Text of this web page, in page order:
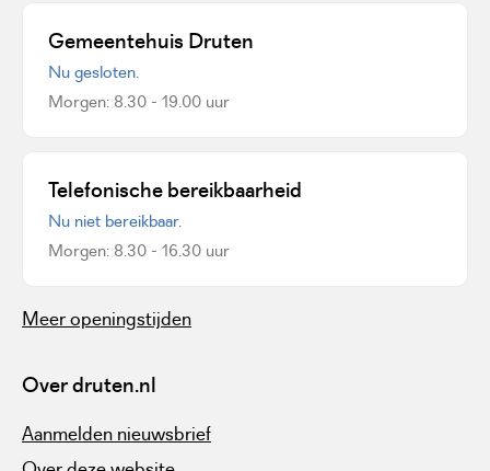
Gemeentehuis Druten
Nu gesloten.
Morgen: 8.30 - 19.00 uur
Telefonische bereikbaarheid
Nu niet bereikbaar.
Morgen: 8.30 - 16.30 uur
Meer openingstijden
Over druten.nl
Aanmelden nieuwsbrief